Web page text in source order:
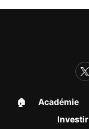
🏠︎ Académie
Investir